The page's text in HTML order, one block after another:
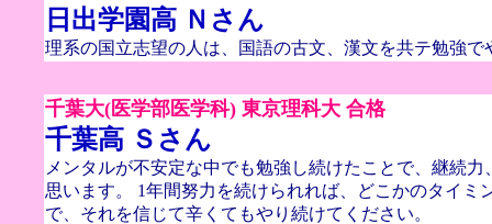
日出学園高 Ｎさん
理系の国立志望の人は、国語の古文、漢文を共テ勉強で
千葉大(医学部医学科) 東京理科大 合格
千葉高 Ｓさん
メンタルが不安定な中でも勉強し続けたことで、継続
思います。 1年間努力を続けられれば、どこかのタイミ
で、それを信じて辛くてもやり続けてください。